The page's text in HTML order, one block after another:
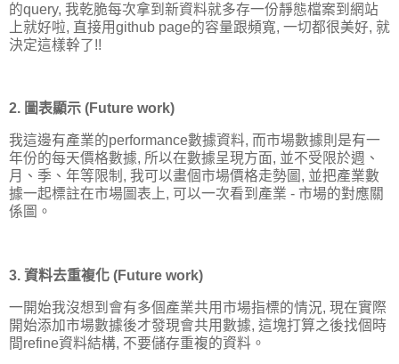
的query, 我乾脆每次拿到新資料就多存一份靜態檔案到網站
上就好啦, 直接用github page的容量跟頻寬, 一切都很美好, 就
決定這樣幹了!!
2. 圖表顯示 (Future work)
我這邊有產業的performance數據資料, 而市場數據則是有一
年份的每天價格數據, 所以在數據呈現方面, 並不受限於週、
月、季、年等限制, 我可以畫個市場價格走勢圖, 並把產業數
據一起標註在市場圖表上, 可以一次看到產業 - 市場的對應關
係圖。
3. 資料去重複化 (Future work)
一開始我沒想到會有多個產業共用市場指標的情況, 現在實際
開始添加市場數據後才發現會共用數據, 這塊打算之後找個時
間refine資料結構, 不要儲存重複的資料。